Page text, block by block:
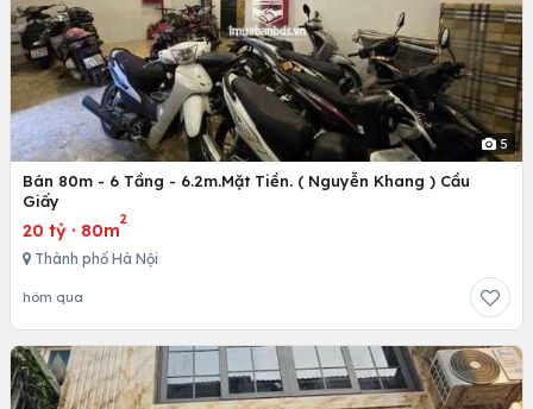
5
Bán 80m - 6 Tầng - 6.2m.Mặt Tiền. ( Nguyễn Khang ) Cầu
Giấy
20 tỷ · 80m
2
Thành phố Hà Nội
hôm qua